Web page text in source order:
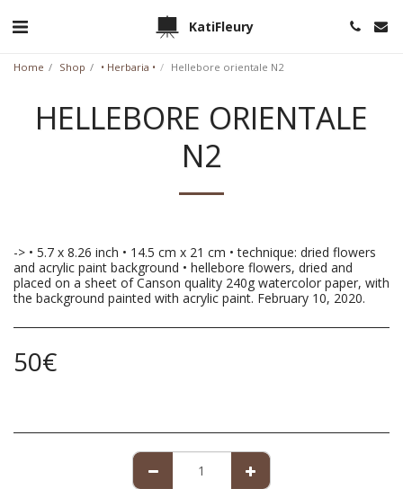
KatiFleury
Home Shop • Herbaria • Hellebore orientale N2
HELLEBORE ORIENTALE
N2
-> • 5.7 x 8.26 inch • 14.5 cm x 21 cm • technique: dried flowers
and acrylic paint background • hellebore flowers, dried and
placed on a sheet of Canson quality 240g watercolor paper, with
the background painted with acrylic paint. February 10, 2020.
50€